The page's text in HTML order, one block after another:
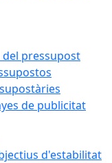
pressupost
de publicitat
d'estabilitat